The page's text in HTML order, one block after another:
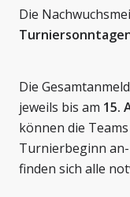
Die
Die
jeweils bis am 15.
können die
Turnierbeginn
finden sich alle